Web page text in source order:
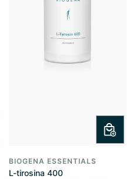
BIOGENA ESSENTIALS
L-tirosina 400